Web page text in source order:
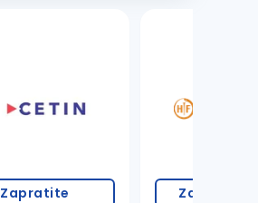
Zapratite Zapratite